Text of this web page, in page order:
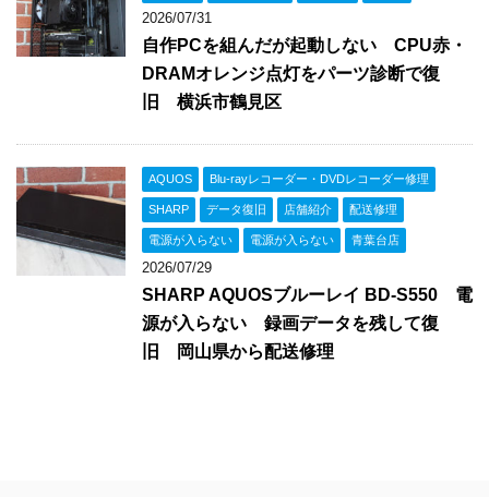
2026/07/31
自作PCを組んだが起動しない CPU赤・
DRAMオレンジ点灯をパーツ診断で復
旧 横浜市鶴見区
AQUOS Blu-rayレコーダー・DVDレコーダー修理
SHARP データ復旧 店舗紹介 配送修理
電源が入らない 電源が入らない 青葉台店
2026/07/29
SHARP AQUOSブルーレイ BD-S550 電
源が入らない 録画データを残して復
旧 岡山県から配送修理